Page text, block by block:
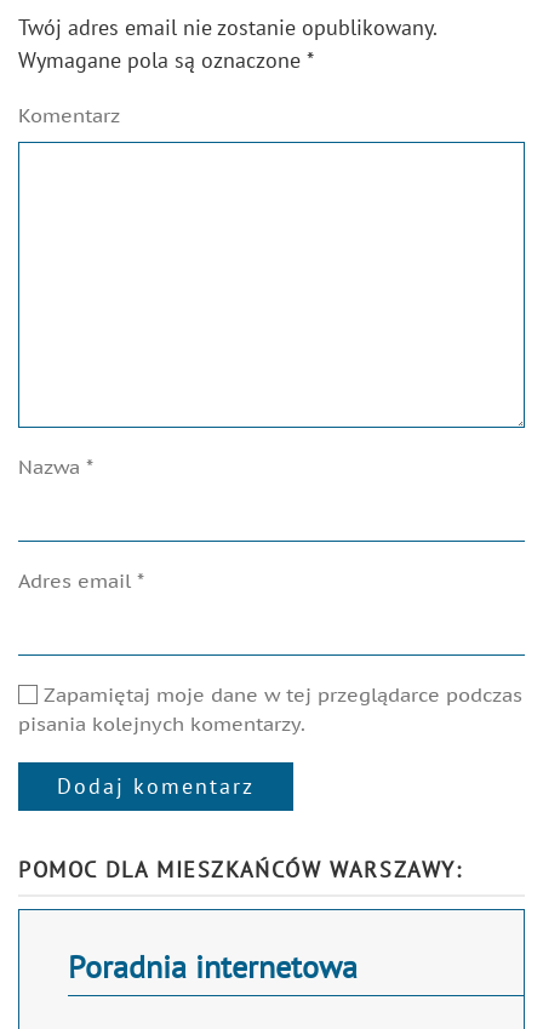
Twój adres email nie zostanie opublikowany.
Wymagane pola są oznaczone *
Komentarz
Nazwa *
Adres email *
Zapamiętaj moje dane w tej przeglądarce podczas
pisania kolejnych komentarzy.
Dodaj komentarz
POMOC DLA MIESZKAŃCÓW WARSZAWY:
Poradnia internetowa